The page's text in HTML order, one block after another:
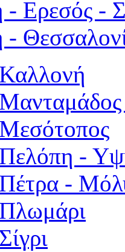
- Ερεσός -
-
-
-